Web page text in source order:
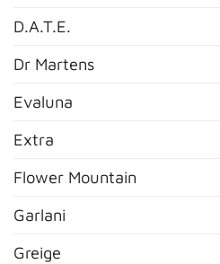
D.A.T.E.
Dr Martens
Evaluna
Extra
Flower Mountain
Garlani
Greige